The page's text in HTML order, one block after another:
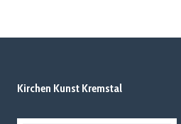
Kirchen Kunst Kremstal